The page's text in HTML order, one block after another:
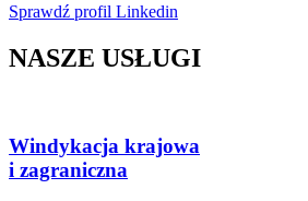
Sprawdź profil Linkedin
NASZE USŁUGI
Windykacja krajowa
i zagraniczna